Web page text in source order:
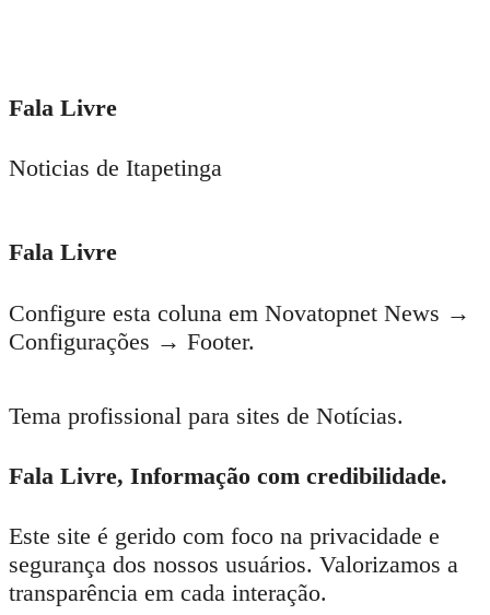
Fala Livre
Noticias de Itapetinga
Fala Livre
Configure esta coluna em Novatopnet News →
Configurações → Footer.
Tema profissional para sites de Notícias.
Fala Livre, Informação com credibilidade.
Este site é gerido com foco na privacidade e
segurança dos nossos usuários. Valorizamos a
transparência em cada interação.